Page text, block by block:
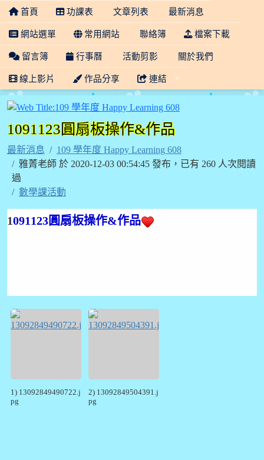
首頁 功課表 文章列表 最新消息
網站選單 常用網站 聯絡簿 檔案下載
留言簿 行事曆 活動剪影 關於我們
線上影片 作品分享 連結
109 學年度 Happy
1091123圓扇板操作&作品
最新消息
109 學年度 Happy Learning 608
雅菁老師 於 2020-12-03 00:54:45 發布，已有 260 人次閱讀
過
數學課活動
1091123圓扇板操作&作品
1) 13092849490722.j
pg
2) 13092849504391.j
pg